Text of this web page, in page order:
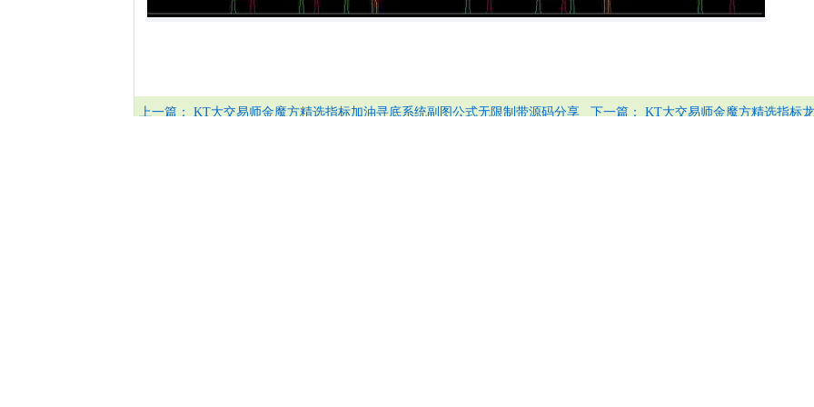
上一篇： KT大交易师金魔方精选指标加油寻底系统副图公式无限制带源码分享 下一篇： KT大交易师金魔方精选指标